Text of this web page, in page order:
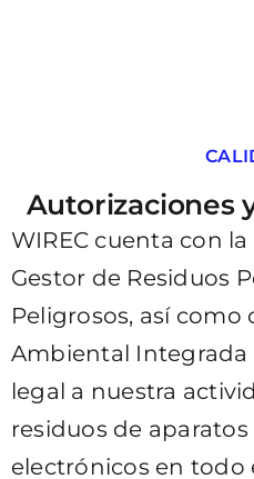
Autorizaciones
WIREC cuenta con
Gestor de Residuos
Peligrosos, así como
Ambiental
legal a nuestra
residuos de
electrónicos en todo